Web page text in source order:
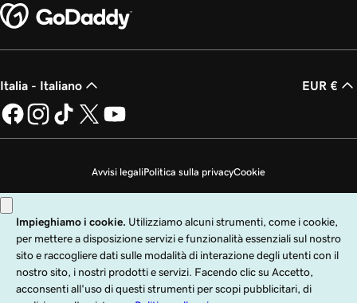
Italia - Italiano EUR €
Avvisi legaliPolitica sulla privacyCookie
Copyright © 1999 - 2026 GoDaddy Operating Company, LLC. Tutti i diritti
riservati. Il nome GoDaddy è un marchio di fabbrica registrato di GoDaddy
Operating Company, LLC negli Stati Uniti e in altri paesi. Il logo "GO" è un
marchio di fabbrica registrato di GoDaddy.com, LLC negli Stati Uniti.